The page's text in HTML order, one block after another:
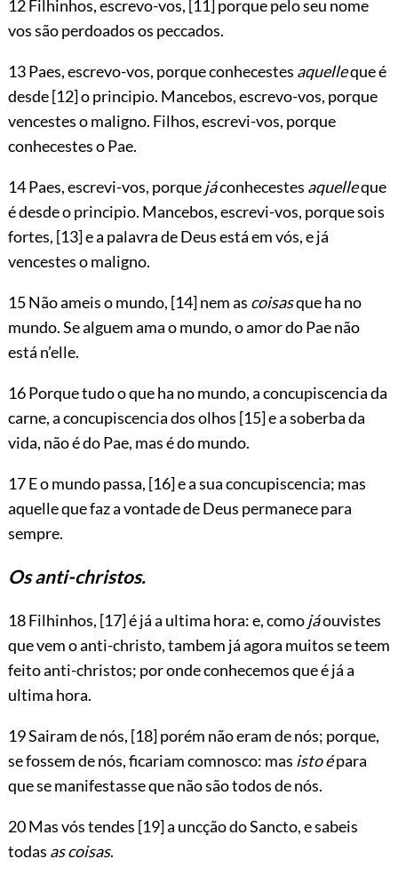
12 Filhinhos, escrevo-vos, [11]porque pelo seu nome
vos são perdoados os peccados.
13 Paes, escrevo-vos, porque conhecestes aquelleque é
desde[12]o principio. Mancebos, escrevo-vos, porque
vencestes o maligno. Filhos, escrevi-vos, porque
conhecestes o Pae.
14 Paes, escrevi-vos, porquejáconhecestes aquelleque
é desde o principio. Mancebos, escrevi-vos, porque sois
fortes, [13]e a palavra de Deus está em vós, e já
vencestes o maligno.
15 Não ameis o mundo, [14]nem as coisasque ha no
mundo. Se alguem ama o mundo, o amor do Pae não
está n’elle.
16 Porque tudo o que ha no mundo, a concupiscencia da
carne, a concupiscencia dos olhos [15]e a soberba da
vida, não é do Pae, mas é do mundo.
17 E o mundo passa, [16]e a sua concupiscencia; mas
aquelle que faz a vontade de Deus permanece para
sempre.
Os anti-christos.
18 Filhinhos, [17]é já a ultima hora: e, comojáouvistes
que vem o anti-christo, tambem já agora muitos se teem
feito anti-christos; por onde conhecemos que é já a
ultima hora.
19 Sairam de nós, [18]porém não eram de nós; porque,
se fossem de nós, ficariam comnosco: mas isto épara
que se manifestasse que não são todos de nós.
20 Mas vós tendes [19]a uncção do Sancto, e sabeis
todas as coisas.